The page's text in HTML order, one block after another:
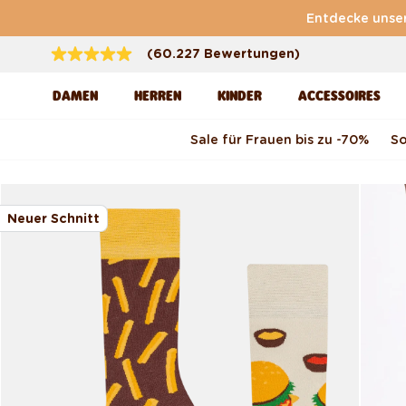
Entdecke
(60.227 Bewertungen)
DAMEN HERREN KINDER ACCESSOIRES
Sale für Frauen bis zu -70 %
Neuer Schnitt
springen